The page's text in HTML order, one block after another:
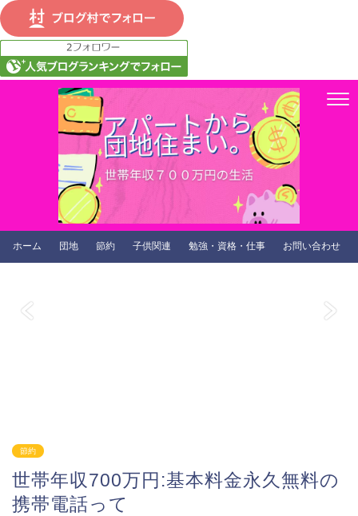
ホーム 団地 節約 子供関連 勉強・資格・仕事 お問い合わせ
節約
世帯年収700万円:基本料金永久無料の
携帯電話って